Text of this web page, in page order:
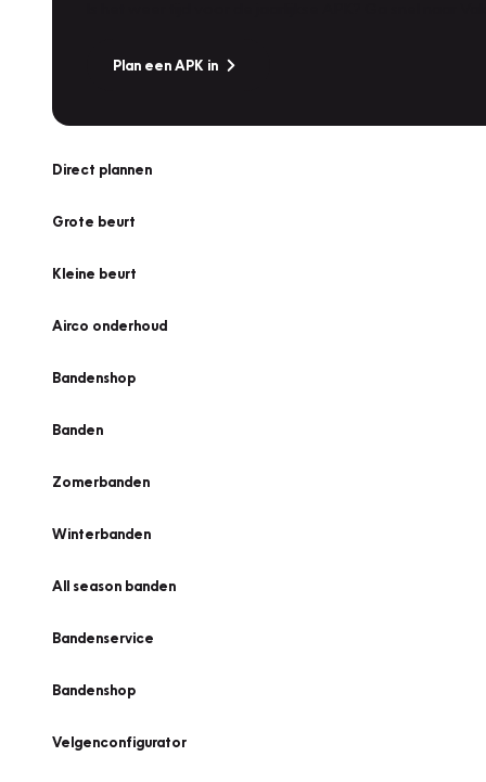
Plan een APK in
Direct plannen
Grote beurt
Kleine beurt
Airco onderhoud
Bandenshop
Banden
Zomerbanden
Winterbanden
All season banden
Bandenservice
Bandenshop
Velgenconfigurator